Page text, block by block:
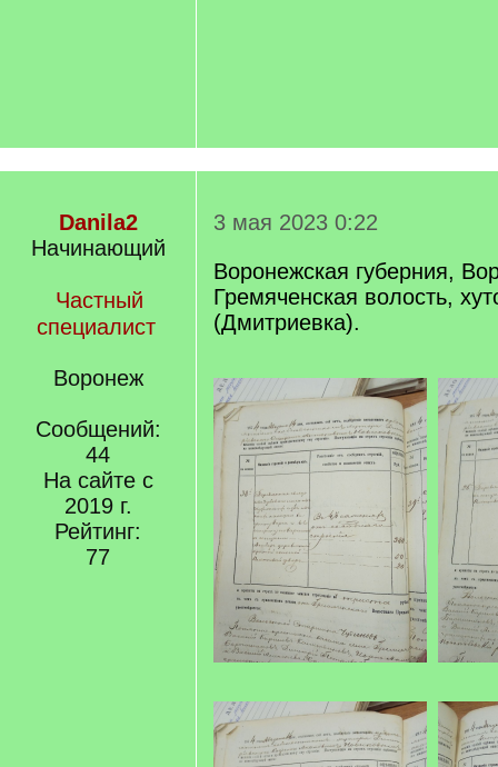
Danila2
Начинающий
Частный
специалист
Воронеж
Сообщений:
44
На сайте с
2019 г.
Рейтинг:
77
3 мая 2023 0:22
Воронежская губерния,
Гремяченская волость,
(Дмитриевка).